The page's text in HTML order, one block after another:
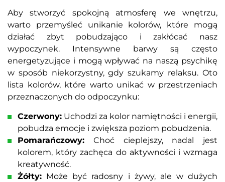
Aby stworzyć spokojną atmosferę we wnętrzu,
warto przemyśleć unikanie kolorów, które mogą
działać zbyt pobudzająco i zakłócać nasz
wypoczynek. Intensywne barwy są często
energetyzujące i mogą wpływać na naszą psychikę
w sposób niekorzystny, gdy szukamy relaksu. Oto
lista kolorów, które warto unikać w przestrzeniach
przeznaczonych do odpoczynku:
Czerwony: Uchodzi za kolor namiętności i energii,
pobudza emocje i zwiększa poziom pobudzenia.
Pomarańczowy: Choć cieplejszy, nadal jest
kolorem, który zachęca do aktywności i wzmaga
kreatywność.
Żółty: Może być radosny i żywy, ale w dużych